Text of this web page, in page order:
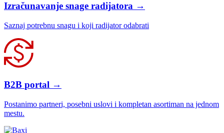
Izračunavanje snage radijatora →
Saznaj potrebnu snagu i koji radijator odabrati
B2B portal →
Postanimo partneri, posebni uslovi i kompletan asortiman na jednom
mestu.